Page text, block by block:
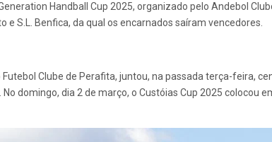
Handball Cup 2025, organizado pelo Andebol
e S.L. Benfica, da qual os encarnados saíram vencedores.
Clube de Perafita, juntou, na passada terça-feira,
domingo, dia 2 de março, o Custóias Cup 2025 colocou